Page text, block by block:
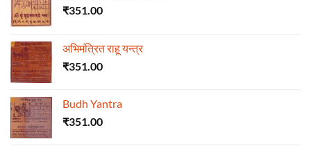
₹351.00
अभिमंत्रित राहू यन्त्र
₹351.00
Budh Yantra
₹351.00